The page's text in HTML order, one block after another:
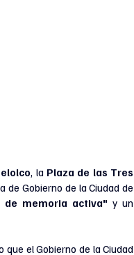
, la Plaza de las Tres
de Gobierno de la Ciudad de
de memoria activa" y un
que el Gobierno de la Ciudad